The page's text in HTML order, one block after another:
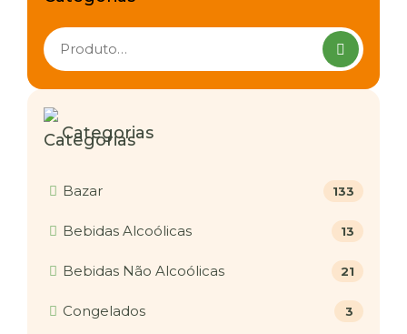
Pesquisar
produtos
Categorias
Bazar 133
Bebidas Alcoólicas 13
Bebidas Não Alcoólicas 21
Congelados 3